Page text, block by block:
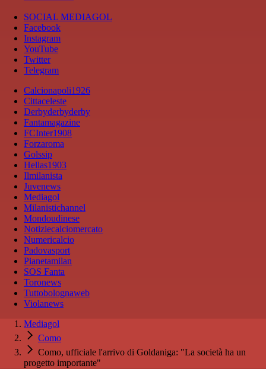
SOCIAL MEDIAGOL
Facebook
Instagram
YouTube
Twitter
Telegram
Calcionapoli1926
Cittaceleste
Derbyderbyderby
Fantamagazine
FCInter1908
Forzaroma
Golssip
Hellas1903
Ilmilanista
Juvenews
Mediagol
Milanistichannel
Mondoudinese
Notiziecalciomercato
Numericalcio
Padovasport
Pianetamilan
SOS Fanta
Toronews
Tuttobolognaweb
Violanews
Mediagol
Como
Como, ufficiale l'arrivo di Goldaniga: "La società ha un
progetto importante"